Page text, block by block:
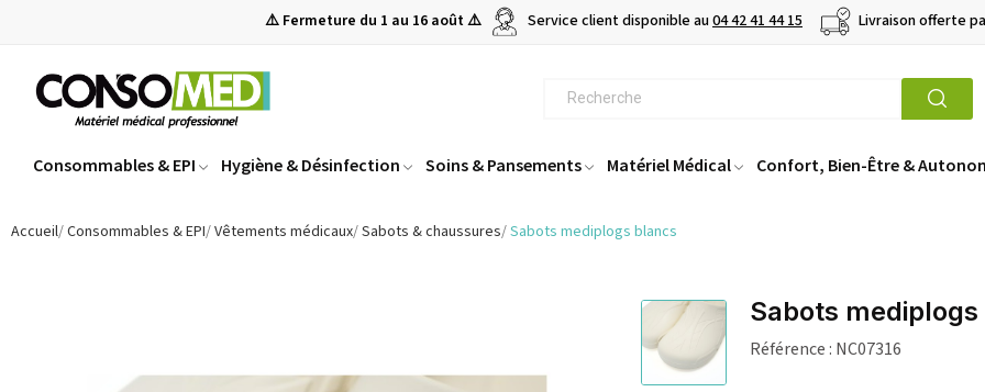
⚠️ Fermeture du 1 au 16 août ⚠️ Service client disponible au04 42 41 44 15 Livraison offerte
Consommables & EPI Hygiène & Désinfection Soins & Pansements Matériel Médical Confort, Bien-Être &
Accueil Consommables & EPI Vêtements médicaux Sabots & chaussures Sabots mediplogs blancs
Sabots
Référence : NC07316